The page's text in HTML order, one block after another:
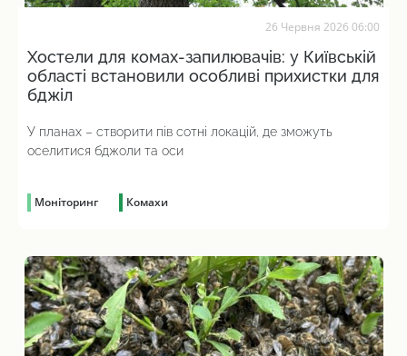
26 Червня 2026 06:00
Хостели для комах-запилювачів: у Київській
області встановили особливі прихистки для
бджіл
У планах – створити пів сотні локацій, де зможуть
оселитися бджоли та оси
Моніторинг Комахи